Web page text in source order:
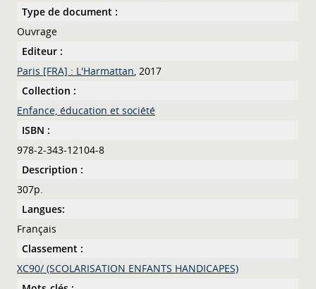
Type de document :
Ouvrage
Editeur :
Paris [FRA] : L'Harmattan, 2017
Collection :
Enfance, éducation et société
ISBN :
978-2-343-12104-8
Description :
307p.
Langues:
Français
Classement :
XC90/ (SCOLARISATION ENFANTS HANDICAPES)